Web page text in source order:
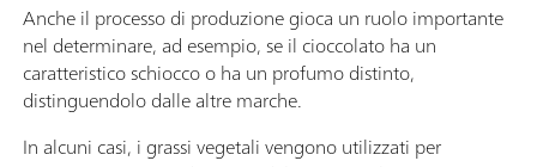
Anche il processo di produzione gioca un ruolo importante
nel determinare, ad esempio, se il cioccolato ha un
caratteristico schiocco o ha un profumo distinto,
distinguendolo dalle altre marche.
In alcuni casi, i grassi vegetali vengono utilizzati per